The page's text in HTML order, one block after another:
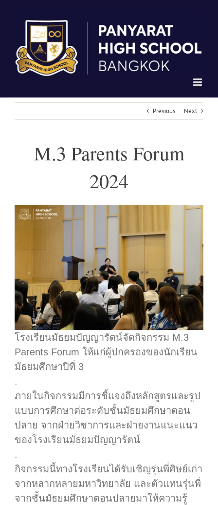
Previous Next
M.3 Parents Forum
2024
โรงเรียนมัธยมปัญญารัตน์จัดกิจกรรม M.3
Parents Forum ให้แก่ผู้ปกครองของนักเรียน
มัธยมศึกษาปีที่ 3
.
ภายในกิจกรรมมีการชี้แจงถึงหลักสูตรและรูป
แบบการศึกษาต่อระดับชั้นมัธยมศึกษาตอน
ปลาย จากฝ่ายวิชาการและฝ่ายงานแนะแนว
ของโรงเรียนมัธยมปัญญารัตน์
.
กิจกรรมนี้ทางโรงเรียนได้รับเชิญรุ่นพี่ศิษย์เก่า
จากหลากหลายมหาวิทยาลัย และตัวแทนรุ่นพี่
จากชั้นมัธยมศึกษาตอนปลายมาให้ความรู้